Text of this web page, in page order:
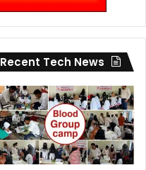
Recent Tech News